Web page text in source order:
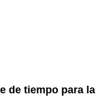
de tiempo para